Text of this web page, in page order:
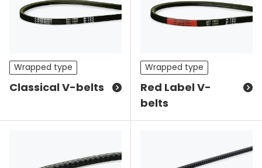
Wrapped type
Classical V-belts
Wrapped type
Red Label V-
belts